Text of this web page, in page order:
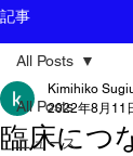
記事
All Posts
ニュース
All Posts
臨床につ
Kimihiko
2022年8月11